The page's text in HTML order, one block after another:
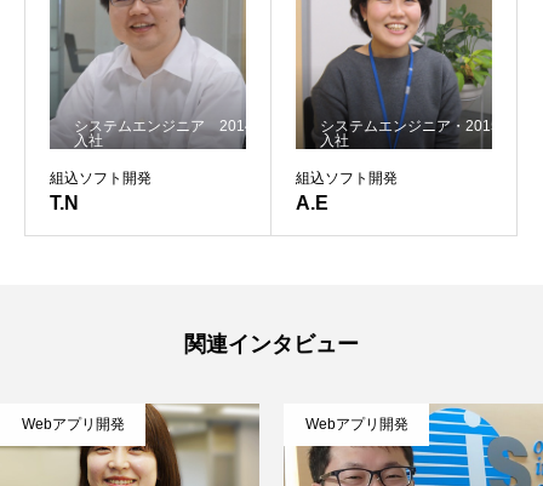
組込ソフト開発
T.N
システムエンジニア 2014年
入社
組込ソフト開発
A.E
システムエンジニア・2015年
入社
関連インタビュー
Webアプリ開発 Webアプリ開発